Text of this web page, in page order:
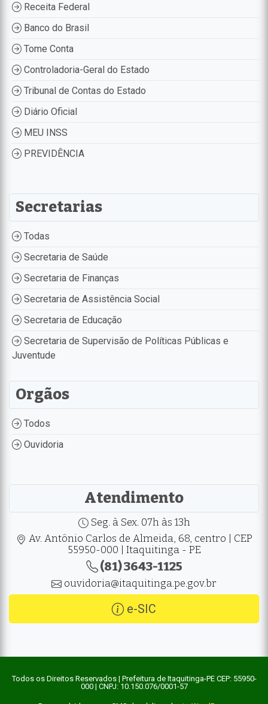
Receita Federal
Banco do Brasil
Tome Conta
Controladoria-Geral do Estado
Tribunal de Contas do Estado
Diário Oficial
MEU INSS
PREVIDÊNCIA
Secretarias
Todas
Secretaria de Saúde
Secretaria de Finanças
Secretaria de Assistência Social
Secretaria de Educação
Secretaria de Supervisão de Políticas Públicas e
Juventude
Orgãos
Todos
Ouvidoria
Atendimento
Seg. à Sex. 07h às 13h
Av. Antônio Carlos de Almeida, 68, centro | CEP
55950-000 | Itaquitinga - PE
(81) 3643-1125
ouvidoria@itaquitinga.pe.gov.br
e-SIC
Todos os Direitos Reservados | Prefeitura de Itaquitinga-PE CEP: 55950-
000 | CNPJ: 10.150.076/0001-57